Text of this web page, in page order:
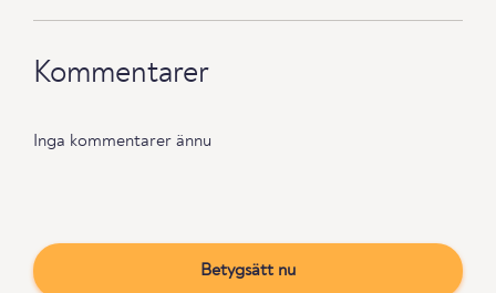
Kommentarer
Inga kommentarer ännu
Betygsätt nu